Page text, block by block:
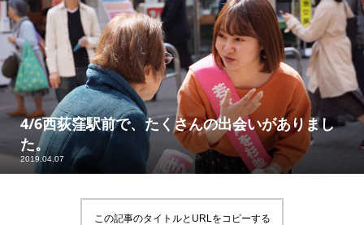
4/6西荻窪駅前で、たくさんの出会いがありまし
た。
2019.04.07
この記事のタイトルとURLをコピーする